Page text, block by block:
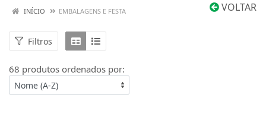
VOLTAR
INÍCIO EMBALAGENS E FESTA
Filtros
68 produtos ordenados por: